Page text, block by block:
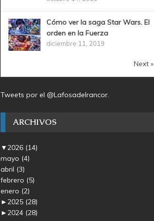
Cómo ver la saga Star Wars. El
orden en la Fuerza
diciembre 11, 2019
Next »
Tweets por el @Lafosadelrancor.
ARCHIVOS
▼2026 (14)
mayo (4)
abril (3)
febrero (5)
enero (2)
►2025 (28)
►2024 (28)